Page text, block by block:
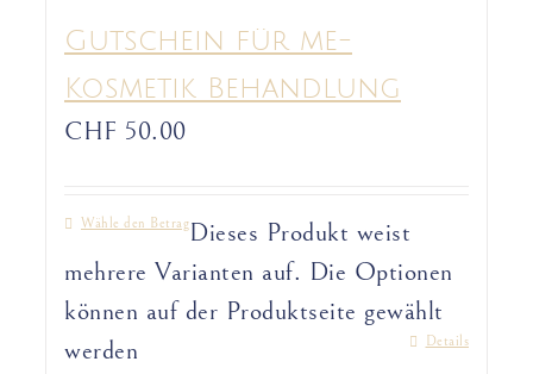
Gutschein für me-
Kosmetik Behandlung
CHF 50.00
Wähle den BetragDieses Produkt weist
mehrere Varianten auf. Die Optionen
können auf der Produktseite gewählt
werden
Details